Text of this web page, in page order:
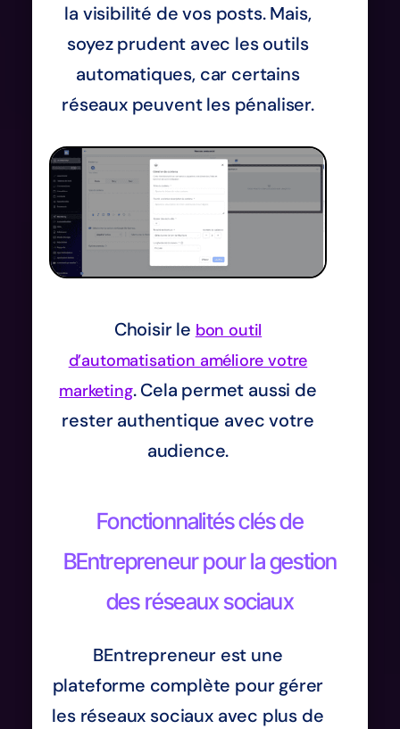
la visibilité de vos posts. Mais,
soyez prudent avec les outils
automatiques, car certains
réseaux peuvent les pénaliser.
Choisir le bon outil
d’automatisation améliore votre
marketing. Cela permet aussi de
rester authentique avec votre
audience.
Fonctionnalités clés de
BEntrepreneur pour la gestion
des réseaux sociaux
BEntrepreneur est une
plateforme complète pour gérer
les réseaux sociaux avec plus de